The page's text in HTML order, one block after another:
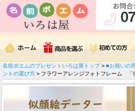
名前ポエムのプレゼントいろは屋トップ> ■お祝いの
ントの選び方 > フラワーアレンジフォトフレーム 「